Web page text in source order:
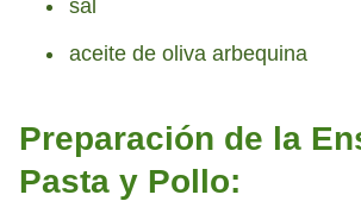
sal
aceite de oliva arbequina
Preparación de la
Pasta y Pollo: